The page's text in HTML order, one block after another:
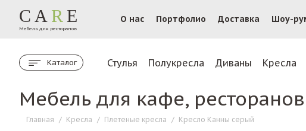
CA R E
Мебель для ресторанов
О нас Портфолио Доставка Шоу-
Каталог Стулья Полукресла Диваны Кресла
Мебель для кафе,
Главная / Кресла / Плетеные кресла / Кресло Канны серый